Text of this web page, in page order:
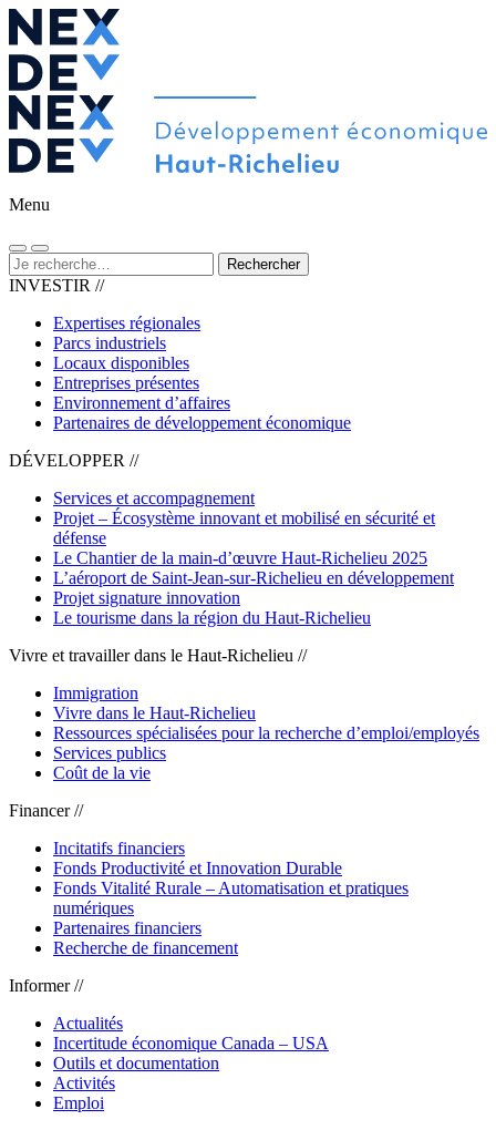
Menu
Rechercher
INVESTIR //
Expertises régionales
Parcs industriels
Locaux disponibles
Entreprises présentes
Environnement d’affaires
Partenaires de développement économique
DÉVELOPPER //
Services et accompagnement
Projet – Écosystème innovant et mobilisé en sécurité et
défense
Le Chantier de la main-d’œuvre Haut-Richelieu 2025
L’aéroport de Saint-Jean-sur-Richelieu en développement
Projet signature innovation
Le tourisme dans la région du Haut-Richelieu
Vivre et travailler dans le Haut-Richelieu //
Immigration
Vivre dans le Haut-Richelieu
Ressources spécialisées pour la recherche d’emploi/employés
Services publics
Coût de la vie
Financer //
Incitatifs financiers
Fonds Productivité et Innovation Durable
Fonds Vitalité Rurale – Automatisation et pratiques
numériques
Partenaires financiers
Recherche de financement
Informer //
Actualités
Incertitude économique Canada – USA
Outils et documentation
Activités
Emploi